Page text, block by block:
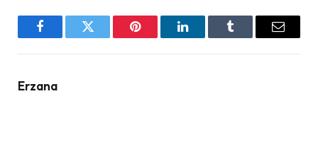
FacebookTwitter Pinterest LinkedInTumblr Email
Erzana